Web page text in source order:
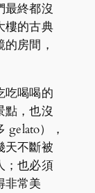
最終都沒
樓的古典
房間，
吃喝喝的
點，也沒
gelato），
天不斷被
；也必須
非常美